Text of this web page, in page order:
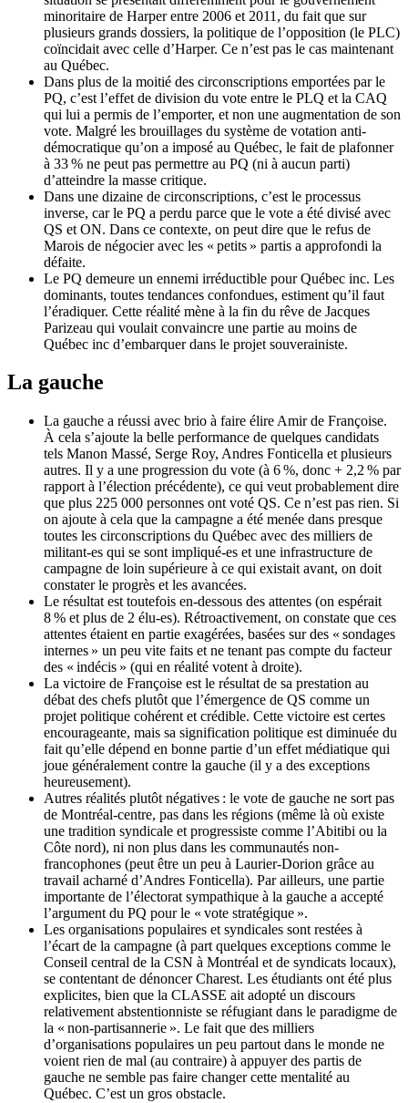
minoritaire de Harper entre 2006 et 2011, du fait que sur
plusieurs grands dossiers, la politique de l’opposition (le PLC)
coïncidait avec celle d’Harper. Ce n’est pas le cas maintenant
au Québec.
Dans plus de la moitié des circonscriptions emportées par le
PQ, c’est l’effet de division du vote entre le PLQ et la CAQ
qui lui a permis de l’emporter, et non une augmentation de son
vote. Malgré les brouillages du système de votation anti-
démocratique qu’on a imposé au Québec, le fait de plafonner
à 33 % ne peut pas permettre au PQ (ni à aucun parti)
d’atteindre la masse critique.
Dans une dizaine de circonscriptions, c’est le processus
inverse, car le PQ a perdu parce que le vote a été divisé avec
QS et ON. Dans ce contexte, on peut dire que le refus de
Marois de négocier avec les « petits » partis a approfondi la
défaite.
Le PQ demeure un ennemi irréductible pour Québec inc. Les
dominants, toutes tendances confondues, estiment qu’il faut
l’éradiquer. Cette réalité mène à la fin du rêve de Jacques
Parizeau qui voulait convaincre une partie au moins de
Québec inc d’embarquer dans le projet souverainiste.
La gauche
La gauche a réussi avec brio à faire élire Amir de Françoise.
À cela s’ajoute la belle performance de quelques candidats
tels Manon Massé, Serge Roy, Andres Fonticella et plusieurs
autres. Il y a une progression du vote (à 6 %, donc + 2,2 % par
rapport à l’élection précédente), ce qui veut probablement dire
que plus 225 000 personnes ont voté QS. Ce n’est pas rien. Si
on ajoute à cela que la campagne a été menée dans presque
toutes les circonscriptions du Québec avec des milliers de
militant-es qui se sont impliqué-es et une infrastructure de
campagne de loin supérieure à ce qui existait avant, on doit
constater le progrès et les avancées.
Le résultat est toutefois en-dessous des attentes (on espérait
8 % et plus de 2 élu-es). Rétroactivement, on constate que ces
attentes étaient en partie exagérées, basées sur des « sondages
internes » un peu vite faits et ne tenant pas compte du facteur
des « indécis » (qui en réalité votent à droite).
La victoire de Françoise est le résultat de sa prestation au
débat des chefs plutôt que l’émergence de QS comme un
projet politique cohérent et crédible. Cette victoire est certes
encourageante, mais sa signification politique est diminuée du
fait qu’elle dépend en bonne partie d’un effet médiatique qui
joue généralement contre la gauche (il y a des exceptions
heureusement).
Autres réalités plutôt négatives : le vote de gauche ne sort pas
de Montréal-centre, pas dans les régions (même là où existe
une tradition syndicale et progressiste comme l’Abitibi ou la
Côte nord), ni non plus dans les communautés non-
francophones (peut être un peu à Laurier-Dorion grâce au
travail acharné d’Andres Fonticella). Par ailleurs, une partie
importante de l’électorat sympathique à la gauche a accepté
l’argument du PQ pour le « vote stratégique ».
Les organisations populaires et syndicales sont restées à
l’écart de la campagne (à part quelques exceptions comme le
Conseil central de la CSN à Montréal et de syndicats locaux),
se contentant de dénoncer Charest. Les étudiants ont été plus
explicites, bien que la CLASSE ait adopté un discours
relativement abstentionniste se réfugiant dans le paradigme de
la « non-partisannerie ». Le fait que des milliers
d’organisations populaires un peu partout dans le monde ne
voient rien de mal (au contraire) à appuyer des partis de
gauche ne semble pas faire changer cette mentalité au
Québec. C’est un gros obstacle.